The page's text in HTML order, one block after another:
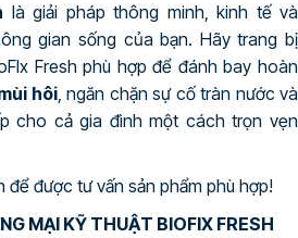
là giải pháp thông minh, kinh tế và
gian sống của bạn. Hãy trang bị
Fresh phù hợp để đánh bay hoàn
hôi, ngăn chặn sự cố tràn nước và
cho cả gia đình một cách trọn vẹn
để được tư vấn sản phẩm phù hợp!
MẠI KỸ THUẬT BIOFIX FRESH